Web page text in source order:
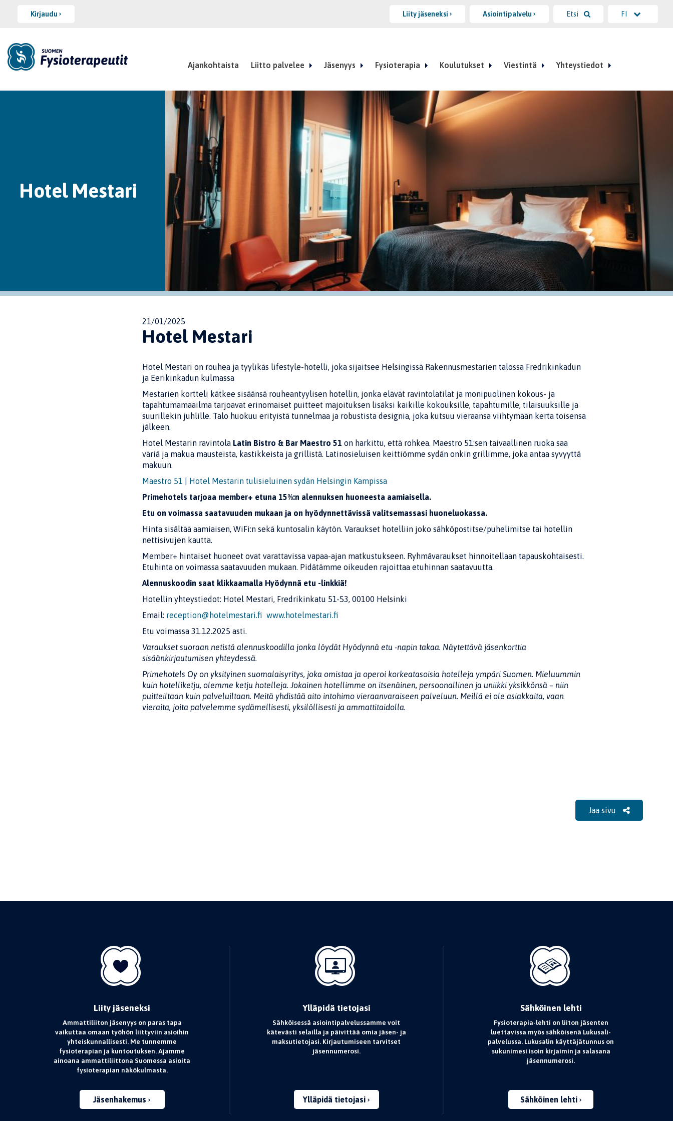
Kirjaudu Liity jäseneksi Asiointipalvelu Etsi FI
Ajankohtaista Liitto palvelee Jäsenyys Fysioterapia Koulutukset Viestintä Yhteystiedot
Hotel Mestari
21/01/2025
Hotel Mestari
Hotel Mestari on rouhea ja tyylikäs lifestyle-hotelli, joka sijaitsee Helsingissä Rakennusmestarien talossa Fredrikinkadun
ja Eerikinkadun kulmassa
Mestarien kortteli kätkee sisäänsä rouheantyylisen hotellin, jonka elävät ravintolatilat ja monipuolinen kokous- ja
tapahtumamaailma tarjoavat erinomaiset puitteet majoituksen lisäksi kaikille kokouksille, tapahtumille, tilaisuuksille ja
suurillekin juhlille. Talo huokuu erityistä tunnelmaa ja robustista designia, joka kutsuu vieraansa viihtymään kerta toisensa
jälkeen.
Hotel Mestarin ravintola Latin Bistro & Bar Maestro 51 on harkittu, että rohkea. Maestro 51:sen taivaallinen ruoka saa
väriä ja makua mausteista, kastikkeista ja grillistä. Latinosieluisen keittiömme sydän onkin grillimme, joka antaa syvyyttä
makuun.
Maestro 51 | Hotel Mestarin tulisieluinen sydän Helsingin Kampissa
Primehotels tarjoaa member+ etuna 15%:n alennuksen huoneesta aamiaisella.
Etu on voimassa saatavuuden mukaan ja on hyödynnettävissä valitsemassasi huoneluokassa.
Hinta sisältää aamiaisen, WiFi:n sekä kuntosalin käytön. Varaukset hotelliin joko sähköpostitse/puhelimitse tai hotellin
nettisivujen kautta.
Member+ hintaiset huoneet ovat varattavissa vapaa-ajan matkustukseen. Ryhmävaraukset hinnoitellaan tapauskohtaisesti.
Etuhinta on voimassa saatavuuden mukaan. Pidätämme oikeuden rajoittaa etuhinnan saatavuutta.
Alennuskoodin saat klikkaamalla Hyödynnä etu -linkkiä!
Hotellin yhteystiedot: Hotel Mestari, Fredrikinkatu 51-53, 00100 Helsinki
Email: reception@hotelmestari.fi www.hotelmestari.fi
Etu voimassa 31.12.2025 asti.
Varaukset suoraan netistä alennuskoodilla jonka löydät Hyödynnä etu -napin takaa. Näytettävä jäsenkorttia
sisäänkirjautumisen yhteydessä.
Primehotels Oy on yksityinen suomalaisyritys, joka omistaa ja operoi korkeatasoisia hotelleja ympäri Suomen. Mieluummin
kuin hotelliketju, olemme ketju hotelleja. Jokainen hotellimme on itsenäinen, persoonallinen ja uniikki yksikkönsä – niin
puitteiltaan kuin palveluiltaan. Meitä yhdistää aito intohimo vieraanvaraiseen palveluun. Meillä ei ole asiakkaita, vaan
vieraita, joita palvelemme sydämellisesti, yksilöllisesti ja ammattitaidolla.
Jaa sivu
Liity jäseneksi
Ammattiliiton jäsenyys on paras tapa
vaikuttaa omaan työhön liittyviin asioihin
yhteiskunnallisesti. Me tunnemme
fysioterapian ja kuntoutuksen. Ajamme
ainoana ammattiliittona Suomessa asioita
fysioterapian näkökulmasta.
Jäsenhakemus
Ylläpidä tietojasi
Sähköisessä asiointipalvelussamme voit
kätevästi selailla ja päivittää omia jäsen- ja
maksutietojasi. Kirjautumiseen tarvitset
jäsennumerosi.
Ylläpidä tietojasi
Sähköinen lehti
Fysioterapia-lehti on liiton jäsenten
luettavissa myös sähköisenä Lukusali-
palvelussa. Lukusalin käyttäjätunnus on
sukunimesi isoin kirjaimin ja salasana
jäsennumerosi.
Sähköinen lehti